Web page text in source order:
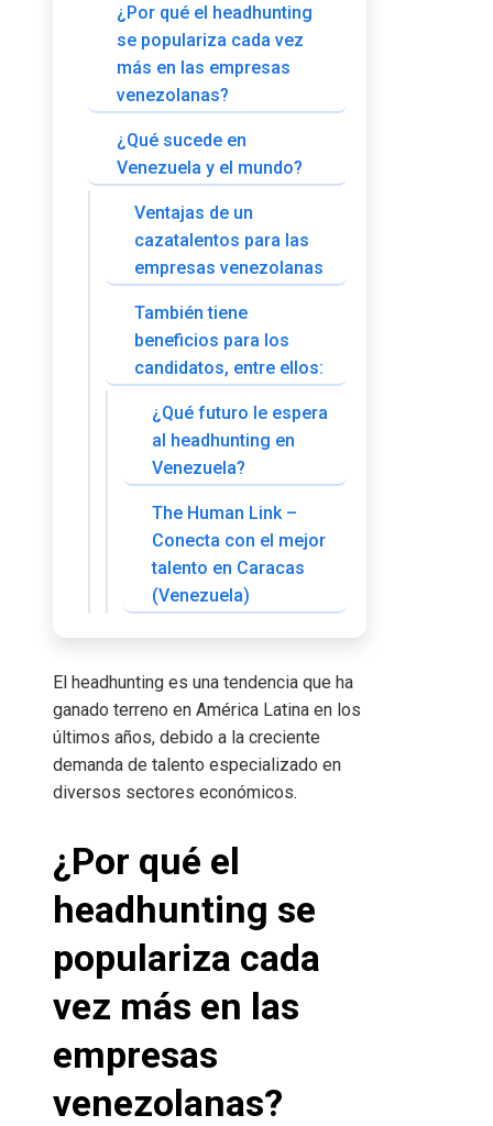
¿Por qué el headhunting
se populariza cada vez
más en las empresas
venezolanas?
¿Qué sucede en
Venezuela y el mundo?
Ventajas de un
cazatalentos para las
empresas venezolanas
También tiene
beneficios para los
candidatos, entre ellos:
¿Qué futuro le espera
al headhunting en
Venezuela?
The Human Link –
Conecta con el mejor
talento en Caracas
(Venezuela)
El headhunting es una tendencia que ha
ganado terreno en América Latina en los
últimos años, debido a la creciente
demanda de talento especializado en
diversos sectores económicos.
¿Por qué el
headhunting se
populariza cada
vez más en las
empresas
venezolanas?